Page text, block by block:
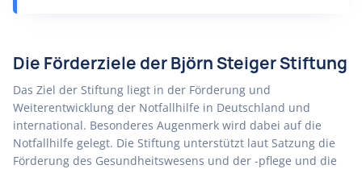
Die Förderziele der Björn Steiger Stiftung
Das Ziel der Stiftung liegt in der Förderung und
Weiterentwicklung der Notfallhilfe in Deutschland und
international. Besonderes Augenmerk wird dabei auf die
Notfallhilfe gelegt. Die Stiftung unterstützt laut Satzung die
Förderung des Gesundheitswesens und der -pflege und die